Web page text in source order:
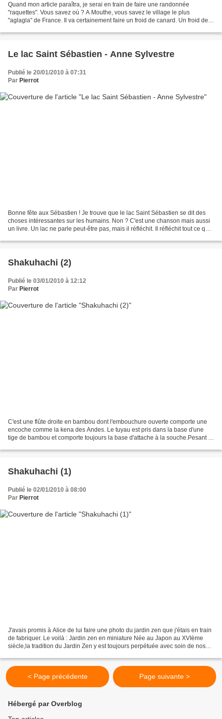
Quand mon article paraîtra, je serai en train de faire une randonnée
"raquettes". Vous savez où ? A Mouthe, vous savez le village le plus
"aglagla" de France. Il va certainement faire un froid de canard. Un froid de
Le lac Saint Sébastien - Anne Sylvestre
Publié le 20/01/2010 à 07:31
Par Pierrot
Bonne fête aux Sébastien ! Je trouve que le lac Saint Sébastien se dit des
choses intéressantes sur les humains. Non ? C'est une chanson mais aussi
un livre. Un lac ne parle peut-être pas, mais il réfléchit. Il réfléchit tout ce qui
Shakuhachi (2)
Publié le 03/01/2010 à 12:12
Par Pierrot
C'est une flûte droite en bambou dont l'embouchure ouverte comporte une
encoche comme la kena des Andes. Le tuyau est pris dans la base d'une
tige de bambou et comporte toujours la base d'attache à la souche.Pesant et
Shakuhachi (1)
Publié le 02/01/2010 à 08:00
Par Pierrot
J'avais promis à Alice de lui faire une photo du jardin zen que j'étais en train
de fabriquer. Le voilà : Jardin zen en miniature Née au Japon au XVIème
siècle,la tradition du Jardin Zen y est toujours perpétuée avec soin de nos
< Page précédente Page suivante >
Hébergé par Overblog